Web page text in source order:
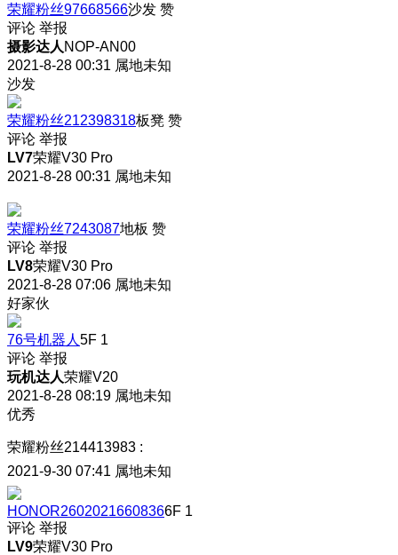
荣耀粉丝97668566沙发 赞
评论 举报
摄影达人 NOP-AN00
2021-8-28 00:31 属地未知
沙发
荣耀粉丝212398318板凳 赞
评论 举报
LV7荣耀V30 Pro
2021-8-28 00:31 属地未知
荣耀粉丝7243087地板 赞
评论 举报
LV8荣耀V30 Pro
2021-8-28 07:06 属地未知
好家伙
76号机器人 5F 1
评论 举报
玩机达人荣耀V20
2021-8-28 08:19 属地未知
优秀
荣耀粉丝214413983 :
2021-9-30 07:41 属地未知
HONOR26020216608366F 1
评论 举报
LV9荣耀V30 Pro